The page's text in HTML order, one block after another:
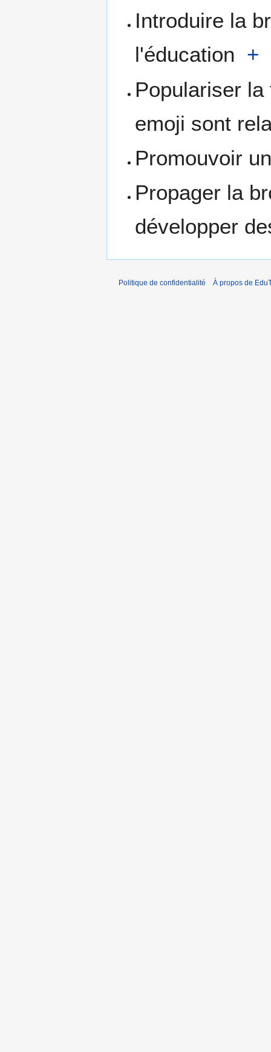
Introduire la
l'éducation +
Populariser
emoji sont
Promouvoir
Propager la
développer
Politique de confidentialité À propos de